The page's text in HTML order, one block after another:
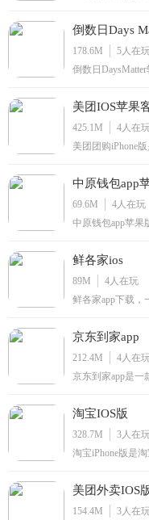
倒数日Days
178.6M 5人在
倒数日
约便于观察，有
美团IOS苹果
425.1M 4人在
美团团购iPhone
中原钱包app
69.6M 4人在玩
中原钱包app苹果
鲜各家ios
89M 4人在玩
鲜各家app下载，
要就来下载。
京东到家app
212.4M 4人在
京东到家app是
在家中，不用出
淘宝IOS版
328.7M 3人在
淘宝iPhone版是
供快捷方便的手
美团外卖IOS
154.4M 3人在